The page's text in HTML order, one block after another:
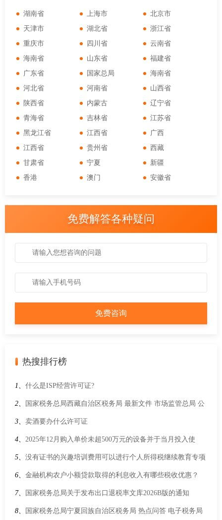
湖南省 上海市
北京市
天津市
湖北省
浙江省
重庆市
四川省
云南省
海南省
山东省
福建省
广东省
国家总局
海南省
河北省
河南省
山西省
陕西省
内蒙古
辽宁省
青海省
吉林省
江苏省
黑龙江省
江西省
广西
江西省
贵州省
西藏
甘肃省
宁夏
新疆
香港
澳门 安徽省
免费解答各种疑问
热搜排行榜
1、 什么是ISP经营许可证?
2、 国家税务总局西藏自治区税务局 最新文件 市场监管总局 公
安部 商务部 税务总局关于综合治理加油机作弊常态化监管执法
工作的指导意见
3、 卖酒要办什么许可证
4、 2025年12月购入单价未超500万元的设备并于当月投入使
用，可以在2025年度企业所得税汇算清缴时一次性扣除吗？
5、 没有证书的兴趣培训费用可以进行个人所得税继续教育专项
附加扣除吗？
6、 金融机构农户小额贷款取得的利息收入有哪些税收优惠？
7、 国家税务总局关于发布出口退税率文库2026B版的通知
8、 国家税务总局宁夏回族自治区税务局 热点问答 电子税务局